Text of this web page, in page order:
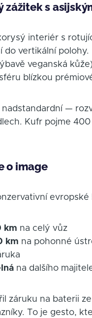
zážitek s
interiér s
do vertikální
veganská
blízkou
—
Kufr pojme
o image
km na celý vůz
km na pohonné
na dalšího
záruku na baterii
To je gesto,